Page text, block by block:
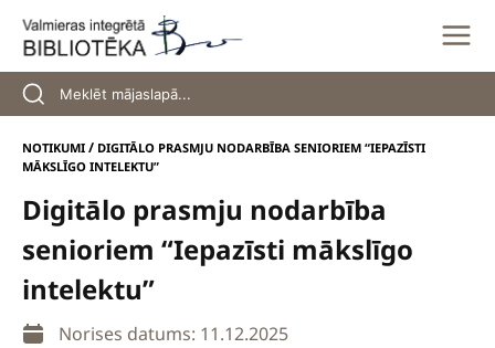
content
NOTIKUMI / DIGITĀLO PRASMJU NODARBĪBA SENIORIEM “IEPAZĪSTI
MĀKSLĪGO INTELEKTU”
Digitālo prasmju nodarbība
senioriem “Iepazīsti mākslīgo
intelektu”
Norises datums: 11.12.2025